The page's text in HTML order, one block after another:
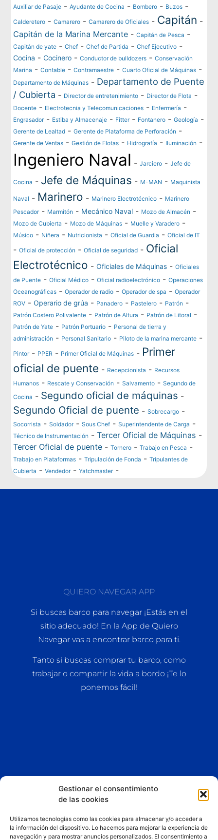
Gestionar el consentimiento
de las cookies
Utilizamos tecnologías como las cookies para almacenar y/o acceder a
la información del dispositivo. Lo hacemos para mejorar la experiencia de
navegación y para mostrar anuncios personalizados. El consentimiento a
Auxiliar de Pasaje -Ayudante de Cocina - Bombero - Buzos -
Calderetero -Camarero -Camarero de Oficiales - Capitán -
Capitán de la Marina Mercante -Capitán de Pesca -
Capitán de yate -Chef -Chef de Partida -Chef Ejecutivo -
Cocina -Cocinero -Conductor de bulldozers -Conservación
Marina -Contable -Contramaestre -Cuarto Oficial de Máquinas -
Departamento de Máquinas - Departamento de Puente
/ Cubierta - Director de entretenimiento - Director de Flota -
Docente - Electrotecnia y Telecomunicaciones - Enfermería -
Engrasador- Estiba y Almacenaje - Fitter- Fontanero -Geología -
Gerente de Lealtad -Gerente de Plataforma de Perforación -
Gerente de Ventas -Gestión de Flotas - Hidrografía - Iluminación -
Ingeniero Naval -Jarciero -Jefe de
Cocina - Jefe de Máquinas - M-MAN - Maquinista
Naval - Marinero - Marinero Electrotécnico - Marinero
Pescador- Marmitón - Mecánico Naval - Mozo de Almacén -
Mozo de Cubierta - Mozo de Máquinas - Muelle y Varadero -
Músico - Niñera - Nutricionista -Oficial de Guardia -Oficial de IT
-Oficial de protección -Oficial de seguridad - Oficial
Electrotécnico -Oficiales de Máquinas -Oficiales
de Puente -Oficial Médico -Oficial radioelectrónico -Operaciones
Oceanográficas -Operador de radio -Operador de spa -Operador
ROV -Operario de grúa - Panadero - Pastelero - Patrón -
Patrón Costero Polivalente - Patrón de Altura - Patrón de Litoral -
Patrón de Yate - Patrón Portuario - Personal de tierra y
administración - Personal Sanitario - Piloto de la marina mercante -
Pintor- PPER - Primer Oficial de Máquinas - Primer
oficial de puente - Recepcionista - Recursos
Humanos - Rescate y Conservación -Salvamento -Segundo de
Cocina - Segundo oficial de máquinas -
Segundo Oficial de puente -Sobrecargo -
Socorrista -Soldador-Sous Chef -Superintendente de Carga -
Técnico de Instrumentación -Tercer Oficial de Máquinas -
Tercer Oficial de puente -Tornero -Trabajo en Pesca -
Trabajo en Plataformas -Tripulación de Fonda -Tripulantes de
Cubierta -Vendedor-Yatchmaster-
QUIERO NAVEGAR APP
Si buscas barco para navegar ¡Estás en el
sitio adecuado! En la App de Quiero
Navegar vas a encontrar barco para ti.
Tanto si buscas comprar tu barco, como
trabajar o compartir la vida a bordo ¡Te lo
ponemos fácil!
Esta App y sitio web asociado son propiedad de
Liberty
Consigue un 25% de descuento fijo en los planes de